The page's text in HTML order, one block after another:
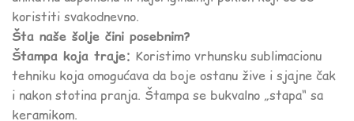
koristiti svakodnevno.
Šta naše šolje čini posebnim?
Štampa koja traje: Koristimo vrhunsku sublimacionu
tehniku koja omogućava da boje ostanu žive i sjajne čak
i nakon stotina pranja. Štampa se bukvalno „stapa“ sa
keramikom.